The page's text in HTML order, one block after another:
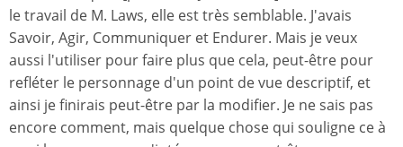
le travail de M. Laws, elle est très semblable. J'avais
Savoir, Agir, Communiquer et Endurer. Mais je veux
aussi l'utiliser pour faire plus que cela, peut-être pour
refléter le personnage d'un point de vue descriptif, et
ainsi je finirais peut-être par la modifier. Je ne sais pas
encore comment, mais quelque chose qui souligne ce à